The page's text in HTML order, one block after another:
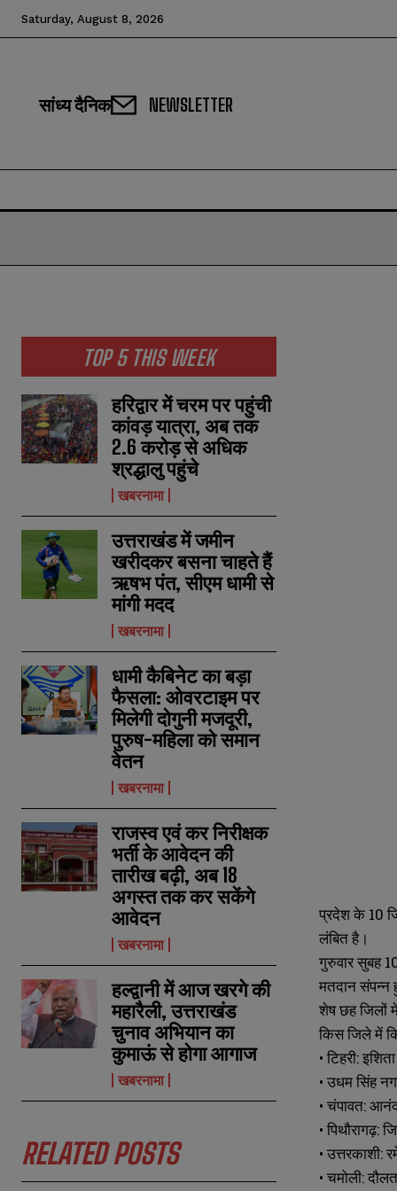
N
a
m
e
*
E
N
a
m
e
*
E
Saturday, August 8, 2026
सांध्य दैनिक NEWSLETTER
TOP 5 THIS WEEK
हरिद्वार में चरम पर पहुंची
कांवड़ यात्रा, अब तक
2.6 करोड़ से अधिक
श्रद्धालु पहुंचे
खबरनामा
उत्तराखंड में जमीन
खरीदकर बसना चाहते हैं
ऋषभ पंत, सीएम धामी से
मांगी मदद
खबरनामा
धामी कैबिनेट का बड़ा
फैसला: ओवरटाइम पर
मिलेगी दोगुनी मजदूरी,
पुरुष-महिला को समान
वेतन
खबरनामा
राजस्व एवं कर निरीक्षक
भर्ती के आवेदन की
तारीख बढ़ी, अब 18
अगस्त तक कर सकेंगे
आवेदन
खबरनामा
हल्द्वानी में आज खरगे की
महारैली, उत्तराखंड
चुनाव अभियान का
कुमाऊं से होगा आगाज
खबरनामा
RELATED POSTS
प्रदेश के 10
लंबित है।
गुरुवार सुबह
मतदान संपन्न
शेष छह जिलों में
किस जिले में
• टिहरी:
• उधम सिंह
• चंपावत:
• पिथौरागढ़:
• उत्तरकाशी:
• चमोली: